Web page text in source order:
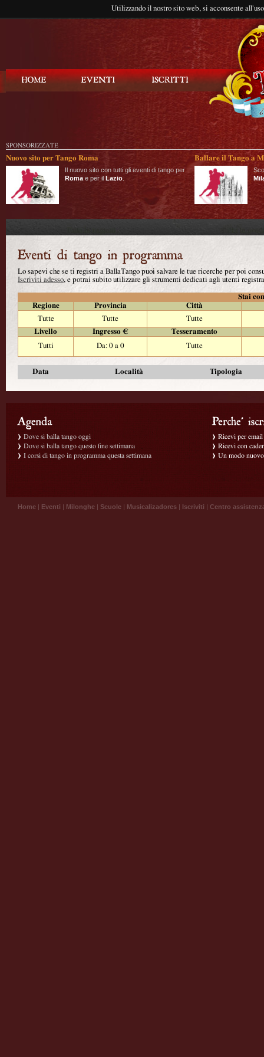
Utilizzando il nostro sito web, si acconsente
SPONSORIZZATE
Nuovo sito per Tango Roma
Il nuovo sito con tutti gli eventi di tango per
Roma e per il Lazio
Ballare il Tango a
Lo sapevi che se ti registri a BallaTango puoi salvare le tue ricerche per poi
Iscriviti adesso, e potrai subito utilizzare gli strumenti dedicati agli utenti
Stai
Regione
Provincia
Città
Tutte
Tutte
Tutte
Livello
Ingresso €
Tesseramento
Tutti
Da: 0 a 0 Tutte
Data Località Tipologia
Dove si balla tango oggi
Dove si balla tango questo fine settimana
I corsi di tango in programma questa settimana
Ricevi per
Ricevi con
Un modo
Home | Eventi | Milonghe | Scuole | Musicalizadores | Iscriviti | Centro